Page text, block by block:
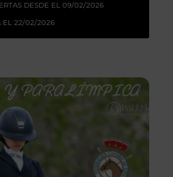
DESDE EL 09/02/2026
EL 22/02/2026